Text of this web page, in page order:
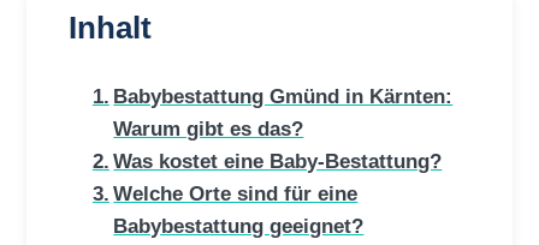
Inhalt
Babybestattung Gmünd in Kärnten:
Warum gibt es das?
Was kostet eine Baby-Bestattung?
Welche Orte sind für eine
Babybestattung geeignet?